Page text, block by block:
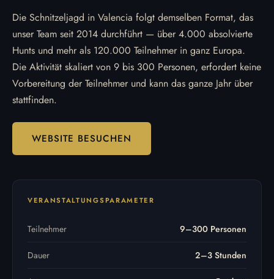
Die Schnitzeljagd in Valencia folgt demselben Format, das
unser Team seit 2014 durchführt — über 4.000 absolvierte
Hunts und mehr als 120.000 Teilnehmer in ganz Europa.
Die Aktivität skaliert von 9 bis 300 Personen, erfordert keine
Vorbereitung der Teilnehmer und kann das ganze Jahr über
stattfinden.
WEBSITE BESUCHEN
VERANSTALTUNGSPARAMETER
Teilnehmer 9–300 Personen
Dauer 2–3 Stunden